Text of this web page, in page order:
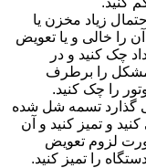
زیاد مخزن یا
را خالی و یا تعویض
چک کنید و در
مشکل را برطرف
را چک کنید.
گذارد تسمه شل شده
و تمیز کنید و آن
لزوم تعویض
را تمیز کنید.